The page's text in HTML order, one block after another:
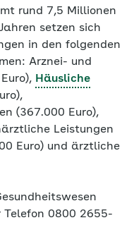
rund 7,5 Millionen
setzen sich
in den folgenden
Arznei- und
Häusliche
(367.000 Euro),
Leistungen
Euro) und ärztliche
Telefon 0800 2655-